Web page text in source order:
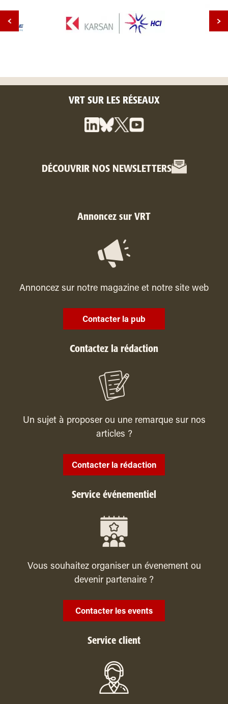
VRT SUR LES RÉSEAUX
DÉCOUVRIR NOS NEWSLETTERS
Annoncez sur VRT
Annoncez sur notre magazine et notre site web
Contacter la pub
Contactez la rédaction
Un sujet à proposer ou une remarque sur nos
articles ?
Contacter la rédaction
Service événementiel
Vous souhaitez organiser un évenement ou
devenir partenaire ?
Contacter les events
Service client